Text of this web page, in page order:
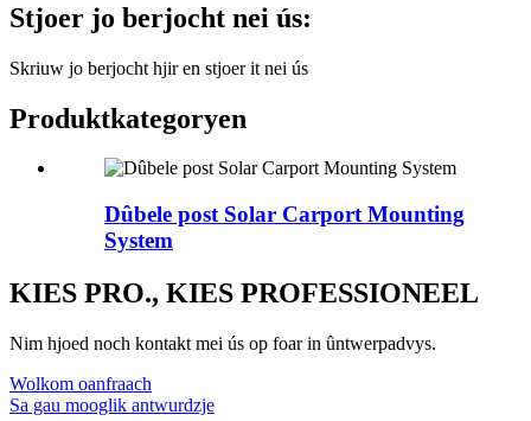
Stjoer jo berjocht nei ús:
Skriuw jo berjocht hjir en stjoer it nei ús
Produktkategoryen
Dûbele post Solar Carport Mounting
System
KIES PRO., KIES PROFESSIONEEL
Nim hjoed noch kontakt mei ús op foar in ûntwerpadvys.
Wolkom oanfraach
Sa gau mooglik antwurdzje